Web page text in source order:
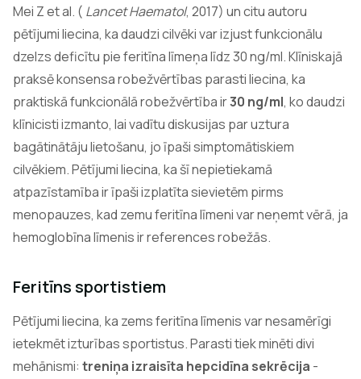
Mei Z et al. ( Lancet Haematol, 2017) un citu autoru
pētījumi liecina, ka daudzi cilvēki var izjust funkcionālu
dzelzs deficītu pie feritīna līmeņa līdz 30 ng/ml. Klīniskajā
praksē konsensa robežvērtības parasti liecina, ka
praktiskā funkcionālā robežvērtība ir30 ng/ml, ko daudzi
klīnicisti izmanto, lai vadītu diskusijas par uztura
bagātinātāju lietošanu, jo īpaši simptomātiskiem
cilvēkiem. Pētījumi liecina, ka šī nepietiekamā
atpazīstamība ir īpaši izplatīta sievietēm pirms
menopauzes, kad zemu feritīna līmeni var neņemt vērā, ja
hemoglobīna līmenis ir references robežās.
Feritīns sportistiem
Pētījumi liecina, ka zems feritīna līmenis var nesamērīgi
ietekmēt izturības sportistus. Parasti tiek minēti divi
mehānismi: treniņa izraisīta hepcidīna sekrēcija -